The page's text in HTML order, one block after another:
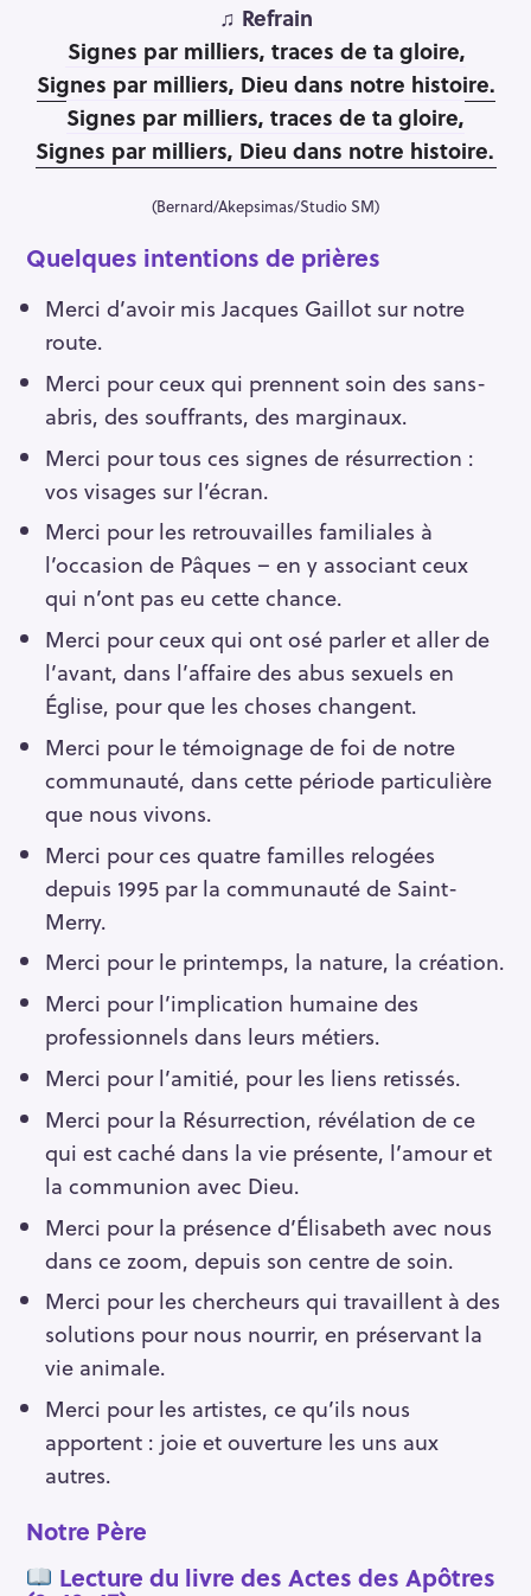
♫ Refrain
Signes par milliers, traces de ta gloire,
Signes par milliers, Dieu dans notre histoire.
Signes par milliers, traces de ta gloire,
Signes par milliers, Dieu dans notre histoire.
(Bernard/Akepsimas/Studio SM)
Quelques intentions de prières
Merci d’avoir mis Jacques Gaillot sur notre
route.
Merci pour ceux qui prennent soin des sans-
abris, des souffrants, des marginaux.
Merci pour tous ces signes de résurrection :
vos visages sur l’écran.
Merci pour les retrouvailles familiales à
l’occasion de Pâques – en y associant ceux
qui n’ont pas eu cette chance.
Merci pour ceux qui ont osé parler et aller de
l’avant, dans l’affaire des abus sexuels en
Église, pour que les choses changent.
Merci pour le témoignage de foi de notre
communauté, dans cette période particulière
que nous vivons.
Merci pour ces quatre familles relogées
depuis 1995 par la communauté de Saint-
Merry.
Merci pour le printemps, la nature, la création.
Merci pour l’implication humaine des
professionnels dans leurs métiers.
Merci pour l’amitié, pour les liens retissés.
Merci pour la Résurrection, révélation de ce
qui est caché dans la vie présente, l’amour et
la communion avec Dieu.
Merci pour la présence d’Élisabeth avec nous
dans ce zoom, depuis son centre de soin.
Merci pour les chercheurs qui travaillent à des
solutions pour nous nourrir, en préservant la
vie animale.
Merci pour les artistes, ce qu’ils nous
apportent : joie et ouverture les uns aux
autres.
Notre Père
Lecture du livre des Actes des Apôtres